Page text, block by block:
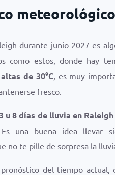
durante junio 2027 es
como estos, donde hay
de 30°C, es muy
fresco.
u 8 días de lluvia en Raleigh
una buena idea llevar
no te pille de sorpresa la
del tiempo actual,